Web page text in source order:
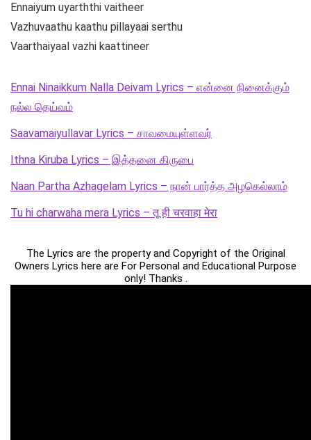
Ennaiyum uyarththi vaitheer
Vazhuvaathu kaathu pillayaai serthu
Vaarthaiyaal vazhi kaattineer
Ennai Ninaikkum Nalla Deivam Lyrics – என்னை நினைக்கும்
நல்ல தெய்வம்
Saavamaiyullavar Lyrics – சாவமையுள்ளவர்
Ithna Kiruba Lyrics – இத்தனை கிருபை
Naan Partha Azhagelam Lyrics – நான் பார்த்த அழகெல்லாம்
Tu hi charwaha mera Lyrics – तू ही चरवाहा मेरा
The Lyrics are the property and Copyright of the Original
Owners Lyrics here are For Personal and Educational Purpose
only! Thanks .